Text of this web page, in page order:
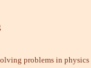
problems in physics